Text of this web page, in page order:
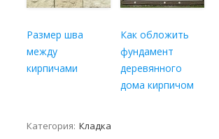
Размер шва
между
кирпичами
Как обложить
фундамент
деревянного
дома кирпичом
Категория: Кладка